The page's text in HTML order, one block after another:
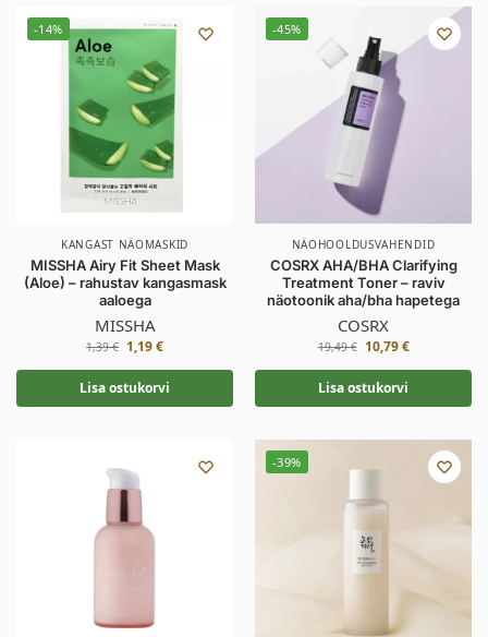
-14%
KANGAST NÄOMASKID
MISSHA Airy Fit Sheet Mask
(Aloe) – rahustav kangasmask
aaloega
MISSHA
1,39€ 1,19€
Lisa ostukorvi
-45%
NÄOHOOLDUSVAHENDID
COSRX AHA/BHA Clarifying
Treatment Toner – raviv
näotoonik aha/bha hapetega
COSRX
19,49€ 10,79€
Lisa ostukorvi
-39%